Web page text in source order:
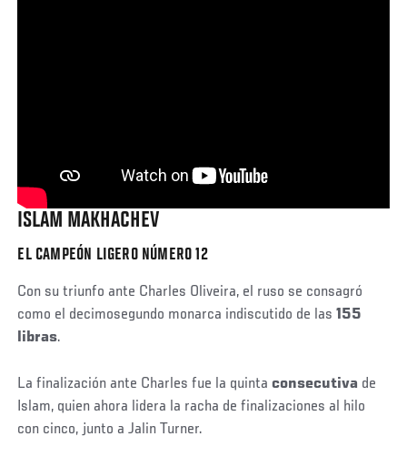
ISLAM MAKHACHEV
EL CAMPEÓN LIGERO NÚMERO 12
Con su triunfo ante Charles Oliveira, el ruso se consagró
como el decimosegundo monarca indiscutido de las155
libras.
La finalización ante Charles fue la quintaconsecutiva de
Islam, quien ahora lidera la racha de finalizaciones al hilo
con cinco, junto a Jalin Turner.